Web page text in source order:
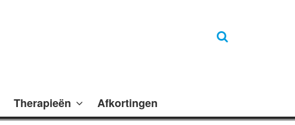
Therapieën Afkortingen